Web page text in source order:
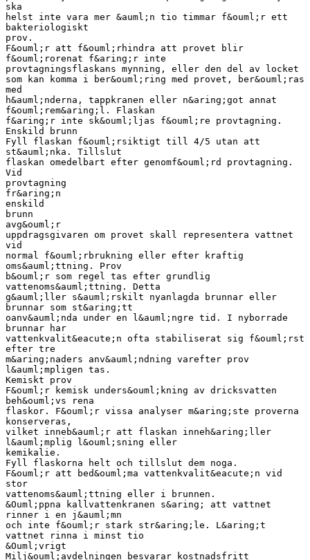
ska
helst inte vara mer &auml;n tio timmar f&ouml;r ett
bakteriologiskt
prov.
F&ouml;r att f&ouml;rhindra att provet blir
f&ouml;rorenat f&aring;r inte
provtagningsflaskans mynning, eller den del av locket
som kan komma i ber&ouml;ring med provet, ber&ouml;ras
med
h&auml;nderna, tappkranen eller n&aring;got annat
f&ouml;rem&aring;l. Flaskan
f&aring;r inte sk&ouml;ljas f&ouml;re provtagning.
Enskild brunn
Fyll flaskan f&ouml;rsiktigt till 4/5 utan att
st&auml;nka. Tillslut
flaskan omedelbart efter genomf&ouml;rd provtagning.
Vid
provtagning
fr&aring;n
enskild
brunn
avg&ouml;r
uppdragsgivaren om provet skall representera vattnet
vid
normal f&ouml;rbrukning eller efter kraftig
oms&auml;ttning. Prov
b&ouml;r som regel tas efter grundlig
vattenoms&auml;ttning. Detta
g&auml;ller s&auml;rskilt nyanlagda brunnar eller
brunnar som st&aring;tt
oanv&auml;nda under en l&auml;ngre tid. I nyborrade
brunnar har
vattenkvalit&eacute;n ofta stabiliserat sig f&ouml;rst
efter tre
m&aring;naders anv&auml;ndning varefter prov
l&auml;mpligen tas.
Kemiskt prov
F&ouml;r kemisk unders&ouml;kning av dricksvatten
beh&ouml;vs rena
flaskor. F&ouml;r vissa analyser m&aring;ste proverna
konserveras,
vilket inneb&auml;r att flaskan inneh&aring;ller
l&auml;mplig l&ouml;sning eller
kemikalie.
Fyll flaskorna helt och tillslut dem noga.
F&ouml;r att bed&ouml;ma vattenkvalit&eacute;n vid
stor
vattenoms&auml;ttning eller i brunnen.
&Ouml;ppna kallvattenkranen s&aring; att vattnet
rinner i en j&auml;mn
och inte f&ouml;r stark str&aring;le. L&aring;t
vattnet rinna i minst tio
&Ouml;vrigt
Milj&ouml;avdelningen besvarar kostnadsfritt